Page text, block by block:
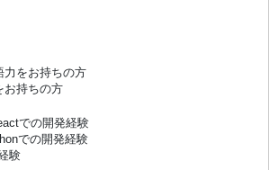
力をお持ちの方
お持ちの方
での開発経験
での開発経験
験